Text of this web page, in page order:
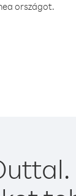
országot.